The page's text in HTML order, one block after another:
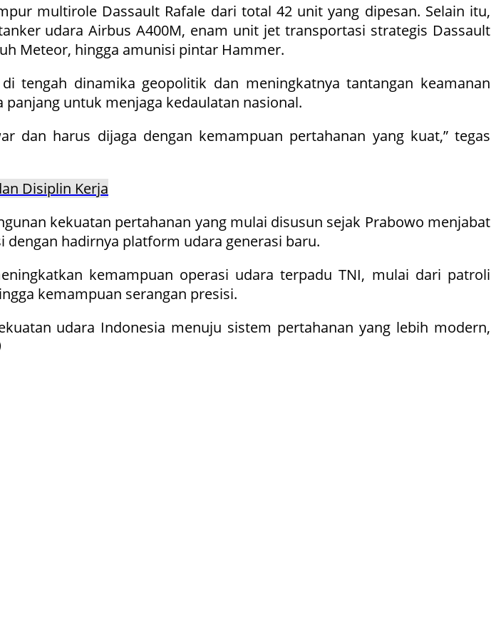
multirole Dassault Rafale dari total 42 unit yang dipesan. Selain itu,
udara Airbus A400M, enam unit jet transportasi strategis Dassault
Meteor, hingga amunisi pintar Hammer.
tengah dinamika geopolitik dan meningkatnya tantangan keamanan
untuk menjaga kedaulatan nasional.
dan harus dijaga dengan kemampuan pertahanan yang kuat,” tegas
Disiplin Kerja
kekuatan pertahanan yang mulai disusun sejak Prabowo menjabat
hadirnya platform udara generasi baru.
kemampuan operasi udara terpadu TNI, mulai dari patroli
kemampuan serangan presisi.
udara Indonesia menuju sistem pertahanan yang lebih modern,